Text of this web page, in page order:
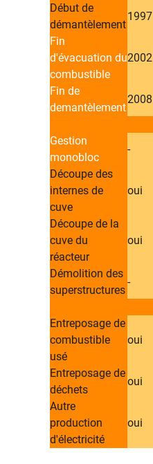
Début de
démantèlement
​1997
Fin
d'évacuation du
combustible
​2002
Fin de
demantèlement
​2008
Gestion
monobloc
​-
Découpe des
internes de
cuve
​oui
Découpe de la
cuve du
réacteur
​oui
Démolition des
superstructures
​-
Entreposage de
combustible
usé
​oui
Entreposage de
déchets
​oui
Autre
production
d'électricité
​oui